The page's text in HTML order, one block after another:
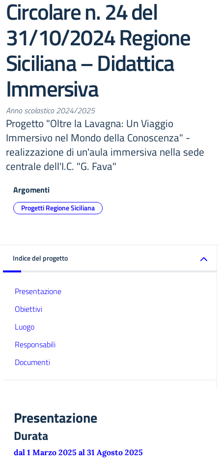
Circolare n. 24 del
31/10/2024 Regione
Siciliana – Didattica
Immersiva
Anno scolastico 2024/2025
Progetto "Oltre la Lavagna: Un Viaggio
Immersivo nel Mondo della Conoscenza" -
realizzazione di un'aula immersiva nella sede
centrale dell'I.C. "G. Fava"
Argomenti
Progetti Regione Siciliana
Indice del progetto
Presentazione
Obiettivi
Luogo
Responsabili
Documenti
Presentazione
Durata
dal 1 Marzo 2025 al 31 Agosto 2025